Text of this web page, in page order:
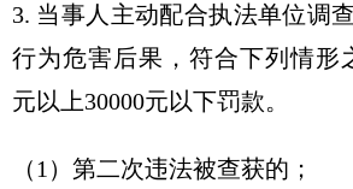
3. 当事人主动配合执法单位调
行为危害后果，符合下列情形
元以上30000元以下罚款。
（1）第二次违法被查获的；